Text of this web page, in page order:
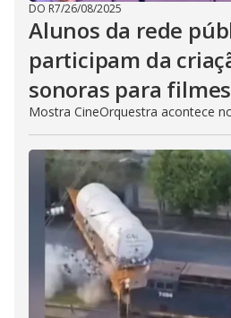
DO R7/26/08/2025
Alunos da rede
participam da
sonoras para
Mostra CineOrquestra acontece